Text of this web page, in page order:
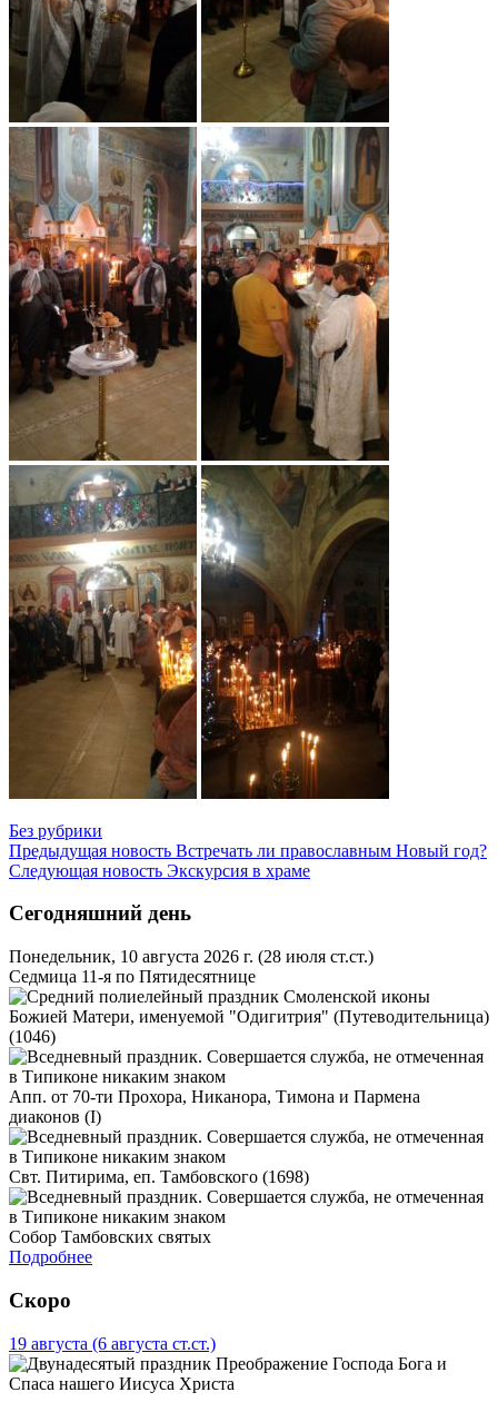
Без рубрики
Предыдущая новость Встречать ли православным Новый год?
Следующая новость Экскурсия в храме
Сегодняшний день
Понедельник, 10 августа 2026 г. (28 июля ст.ст.)
Седмица 11-я по Пятидесятнице
Смоленской иконы
Божией Матери, именуемой "Одигитрия" (Путеводительница)
(1046)
Апп. от 70-ти Прохора, Никанора, Тимона и Пармена
диаконов (I)
Свт. Питирима, еп. Тамбовского (1698)
Собор Тамбовских святых
Подробнее
Скоро
19 августа (6 августа ст.ст.)
Преображение Господа Бога и
Спаса нашего Иисуса Христа